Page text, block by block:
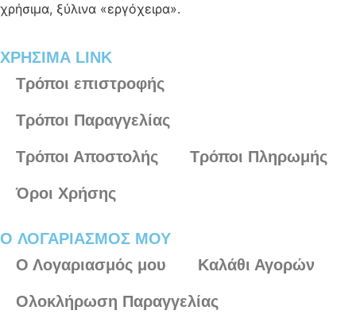
χρήσιμα, ξύλινα «εργόχειρα».
ΧΡΗΣΙΜΑ LINK
Τρόποι επιστροφής
Τρόποι Παραγγελίας
Τρόποι Αποστολής Τρόποι Πληρωμής
Όροι Χρήσης
O ΛΟΓΑΡΙΑΣΜΟΣ ΜΟΥ
Ο Λογαριασμός μου
Καλάθι Αγορών
Ολοκλήρωση Παραγγελίας